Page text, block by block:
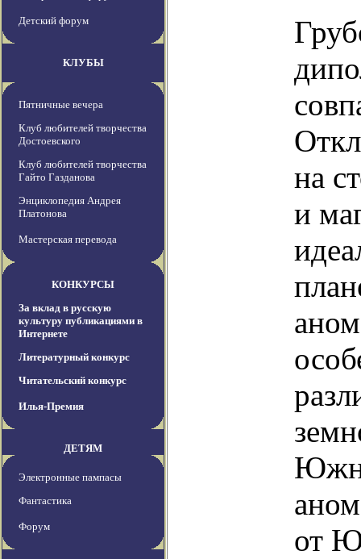
Детский форум
КЛУБЫ
Пятничные вечера
Клуб любителей творчества
Достоевского
Клуб любителей творчества
Гайто Газданова
Энциклопедия Андрея
Платонова
Мастерская перевода
КОНКУРСЫ
За вклад в русскую
культуру публикациями в
Интернете
Литературный конкурс
Читательский конкурс
Илья-Премия
ДЕТЯМ
Электронные пампасы
Фантастика
Форум
на
и
от